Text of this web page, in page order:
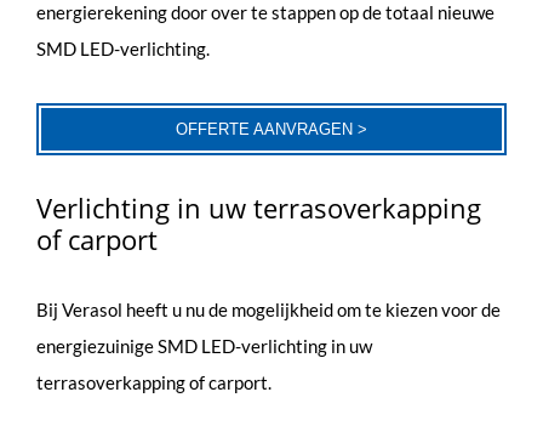
energierekening door over te stappen op de totaal nieuwe
SMD LED-verlichting.
OFFERTE AANVRAGEN >
Verlichting in uw terrasoverkapping
of carport
Bij Verasol heeft u nu de mogelijkheid om te kiezen voor de
energiezuinige SMD LED-verlichting in uw
terrasoverkapping of carport.